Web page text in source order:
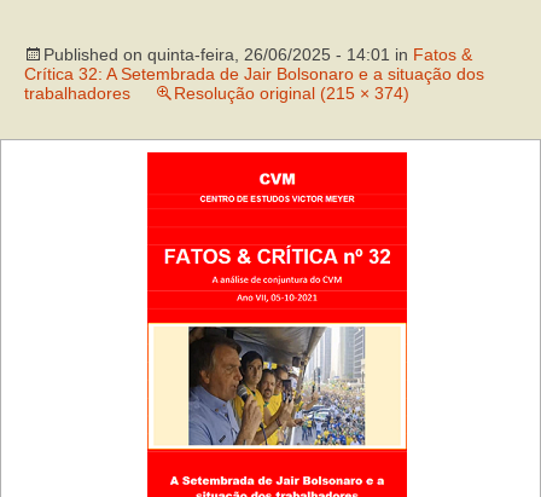
Published on quinta-feira, 26/06/2025 - 14:01 in Fatos &
Crítica 32: A Setembrada de Jair Bolsonaro e a situação dos
trabalhadores
Resolução original (215 × 374)